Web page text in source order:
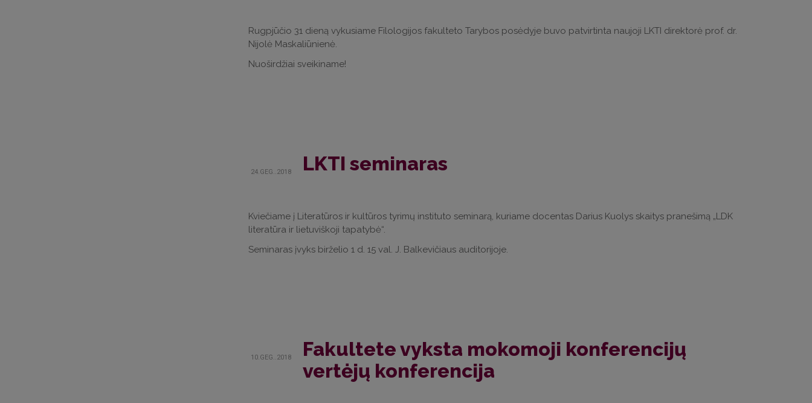
Rugpjūčio 31 dieną vykusiame Filologijos fakulteto Tarybos posėdyje buvo patvirtinta naujoji LKTI direktorė prof. dr.
Nijolė Maskaliūnienė.
Nuoširdžiai sveikiname!
24.GEG..2018 LKTI seminaras
Kviečiame į Literatūros ir kultūros tyrimų instituto seminarą, kuriame docentas Darius Kuolys skaitys pranešimą „LDK
literatūra ir lietuviškoji tapatybė“.
Seminaras įvyks birželio 1 d. 15 val. J. Balkevičiaus auditorijoje.
10.GEG..2018
Fakultete vyksta mokomoji konferencijų
vertėjų konferencija